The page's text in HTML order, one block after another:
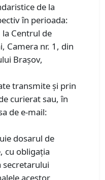
de la
în perioada:
Centrul de
Camera nr. 1, din
Braşov,
transmite și prin
curierat sau, în
de e-mail:
dosarul de
cu obligația
secretarului